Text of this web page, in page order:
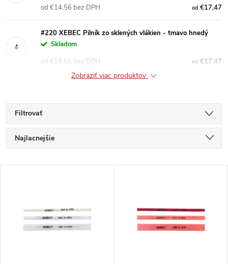
od€17,47
od €14,56 bez DPH
#220 XEBEC Pilník zo sklených vlákien - tmavo hnedý
Skladom
od€17,47
od €14,56 bez DPH
Zobraziť viac produktov
Filtrovať
R
a
Najlacnejšie